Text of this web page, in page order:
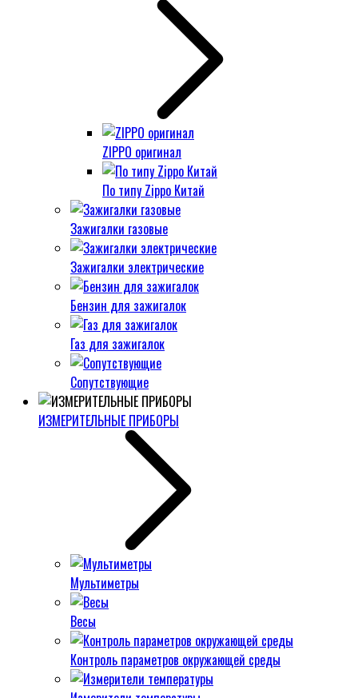
ZIPPO оригинал
По типу Zippo Китай
Зажигалки газовые
Зажигалки электрические
Бензин для зажигалок
Газ для зажигалок
Сопутствующие
ИЗМЕРИТЕЛЬНЫЕ ПРИБОРЫ
Мультиметры
Весы
Контроль параметров окружающей среды